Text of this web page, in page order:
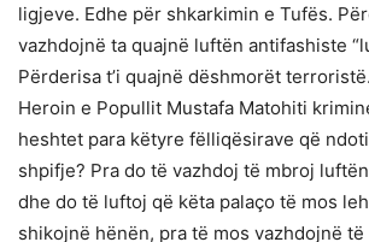
ligjeve. Edhe për shkarkimin e Tufës.
vazhdojnë ta quajnë luftën antifashiste
Përderisa t’i quajnë dëshmorët
Heroin e Popullit Mustafa Matohiti
heshtet para këtyre fëlliqësirave që
shpifje? Pra do të vazhdoj të mbroj
dhe do të luftoj që këta palaço të mos
shikojnë hënën, pra të mos vazhdojnë